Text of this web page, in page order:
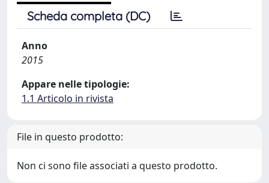
Scheda completa (DC)
Anno
2015
Appare nelle tipologie:
1.1 Articolo in rivista
File in questo prodotto:
Non ci sono file associati a questo prodotto.